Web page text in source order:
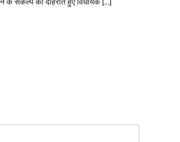
के संकल्प को दोहराते हुए विधायक […]